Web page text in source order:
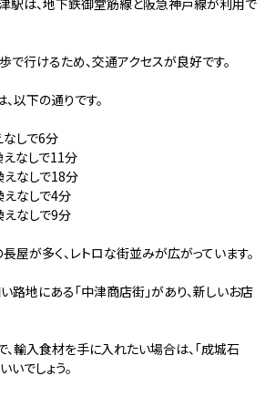
駅は、地下鉄御堂筋線と阪急神戸線が利用で
行けるため、交通アクセスが良好です。
以下の通りです。
なしで6分
えなしで11分
えなしで18分
えなしで4分
えなしで9分
屋が多く、レトロな街並みが広がっています。
路地にある「中津商店街」があり、新しいお店
輸入食材を手に入れたい場合は、「成城石
でしょう。